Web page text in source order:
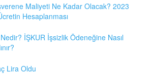
Maliyeti Ne Kadar Olacak? 2023
Hesaplanması
İŞKUR İşsizlik Ödeneğine Nasıl
Lira Oldu